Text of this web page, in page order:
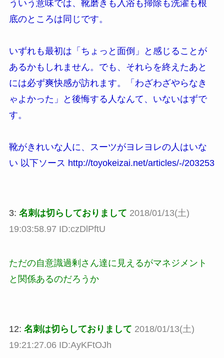
ういう意味では、靴磨きも入浴も掃除も洗濯も根
底のところは同じです。
いずれも最初は「ちょっと面倒」と感じることが
あるかもしれません。でも、それらを終えたあと
には必ず爽快感が訪れます。「わざわざやらなき
ゃよかった」と後悔する人なんて、いないはずで
す。
靴がきれいな人に、スーツがヨレヨレの人はいな
い 以下ソース http://toyokeizai.net/articles/-/203253
3: 名刺は切らしておりまして 2018/01/13(土)
19:03:58.97 ID:czDlPftU
ただの自意識過剰さん達に見えるがマネジメント
と関係あるのだろうか
12: 名刺は切らしておりまして 2018/01/13(土)
19:21:27.06 ID:AyKFtOJh